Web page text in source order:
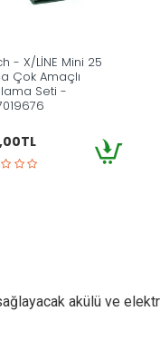
- X/LİNE Mini 25
Çok Amaçlı
Seti -
akülü ve